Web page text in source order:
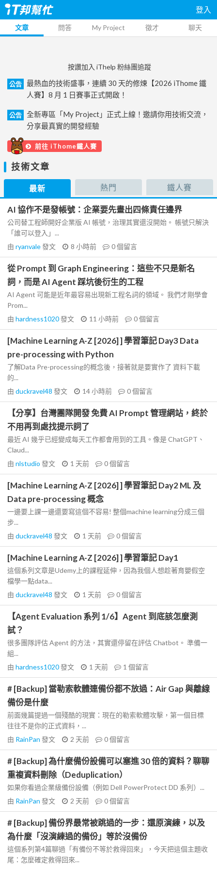
登入
文章 問答 My Project 徵才 聊天
按讚加入 iThelp 粉絲團追蹤
公告
最熱血的技術盛事，連續 30 天的修煉【2026 iThome 鐵
人賽】8 月 1 日賽事正式開啟！
公告
全新專區「My Project」正式上線！邀請你用技術交流，
分享最真實的開發經驗
前往 iThome鐵人賽
技術文章
最新 熱門 鐵人賽
AI 協作不是發帳號：企業要先畫出四條責任邊界
公司替工程師開好企業版 AI 帳號，治理其實還沒開始。 帳號只解決
「誰可以登入」...
由 ryanvale發文 8 小時前 0個留言
從 Prompt 到 Graph Engineering：這些不只是新名
詞，而是 AI Agent 踩坑後衍生的工程
AI Agent 可能是近年最容易出現新工程名詞的領域。 我們才剛學會
Prom...
由 hardness1020發文 11 小時前 0個留言
[Machine Learning A-Z [2026] ] 學習筆記 Day3 Data
pre-processing with Python
了解Data Pre-processing的概念後，接著就是要實作了 資料下載
的...
由 duckravel48 發文 14 小時前 0個留言
【分享】台灣團隊開發 免費 AI Prompt 管理網站，終於
不用再到處找提示詞了
最近 AI 幾乎已經變成每天工作都會用到的工具。像是 ChatGPT、
Claud...
由 nlstudio 發文 1 天前 0個留言
[Machine Learning A-Z [2026] ] 學習筆記 Day2 ML 及
Data pre-processing 概念
一邊要上課一邊還要寫這個不容易! 整個machine learning分成三個
步...
由 duckravel48 發文 1 天前 0個留言
[Machine Learning A-Z [2026] ] 學習筆記 Day1
這個系列文章是Udemy上的課程延伸，因為我個人想趁著育嬰假空
檔學一點data...
由 duckravel48 發文 1 天前 0個留言
【Agent Evaluation 系列 1/6】Agent 到底該怎麼測
試？
很多團隊評估 Agent 的方法，其實還停留在評估 Chatbot。 準備一
組...
由 hardness1020發文 1 天前 1 個留言
# [Backup] 當勒索軟體連備份都不放過：Air Gap 與離線
備份是什麼
前面幾篇提過一個殘酷的現實：現在的勒索軟體攻擊，第一個目標
往往不是你的正式資料，...
由 RainPan 發文 2 天前 0個留言
# [Backup] 為什麼備份設備可以塞進 30 倍的資料？聊聊
重複資料刪除（Deduplication）
如果你看過企業級備份設備（例如 Dell PowerProtect DD 系列）...
由 RainPan 發文 2 天前 0個留言
# [Backup] 備份界最常被跳過的一步：還原演練，以及
為什麼「沒演練過的備份」等於沒備份
這個系列第4篇聊過「有備份不等於救得回來」，今天把這個主題收
尾：怎麼確定救得回來...